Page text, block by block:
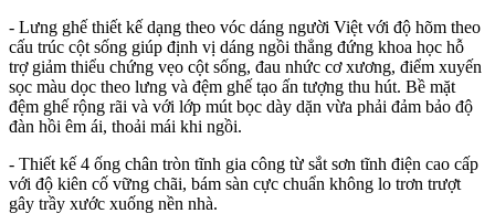
- Lưng ghế thiết kế dạng theo vóc dáng người Việt với độ hõm theo
cấu trúc cột sống giúp định vị dáng ngồi thẳng đứng khoa học hỗ
trợ giảm thiểu chứng vẹo cột sống, đau nhức cơ xương, điểm xuyến
sọc màu dọc theo lưng và đệm ghế tạo ấn tượng thu hút. Bề mặt
đệm ghế rộng rãi và với lớp mút bọc dày dặn vừa phải đảm bảo độ
đàn hồi êm ái, thoải mái khi ngồi.
- Thiết kế 4 ống chân tròn tĩnh gia công từ sắt sơn tĩnh điện cao cấp
với độ kiên cố vững chãi, bám sàn cực chuẩn không lo trơn trượt
gây trầy xước xuống nền nhà.